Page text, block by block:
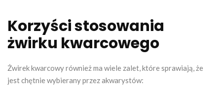
Korzyści stosowania
żwirku kwarcowego
Żwirek kwarcowy również ma wiele zalet, które sprawiają, że
jest chętnie wybierany przez akwarystów: